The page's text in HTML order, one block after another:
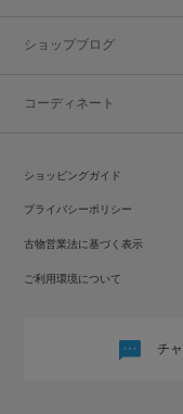
ショップブログ
コーディネート
ショッピングガイド
プライバシーポリシー
古物営業法に基づく表示
ご利用環境について
チ